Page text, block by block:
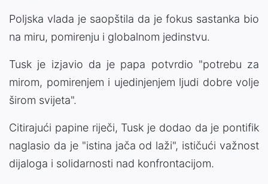
Poljska vlada je saopštila da je fokus sastanka bio
na miru, pomirenju i globalnom jedinstvu.
Tusk je izjavio da je papa potvrdio "potrebu za
mirom, pomirenjem i ujedinjenjem ljudi dobre volje
širom svijeta".
Citirajući papine riječi, Tusk je dodao da je pontifik
naglasio da je "istina jača od laži", ističući važnost
dijaloga i solidarnosti nad konfrontacijom.